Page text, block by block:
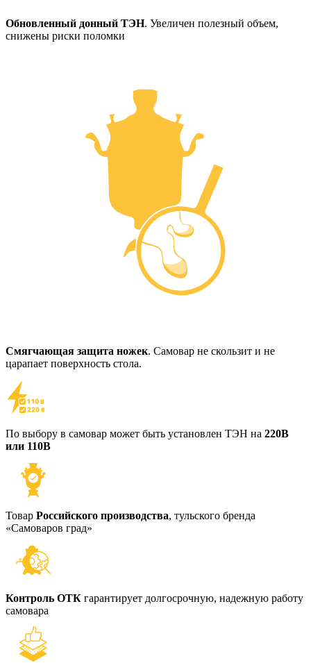
Обновленный донный ТЭН. Увеличен полезный объем,
снижены риски поломки
Смягчающая защита ножек. Самовар не скользит и не
царапает поверхность стола.
По выбору в самовар может быть установлен ТЭН на 220В
или 110В
Товар Российского производства, тульского бренда
«Самоваров град»
Контроль ОТК гарантирует долгосрочную, надежную работу
самовара